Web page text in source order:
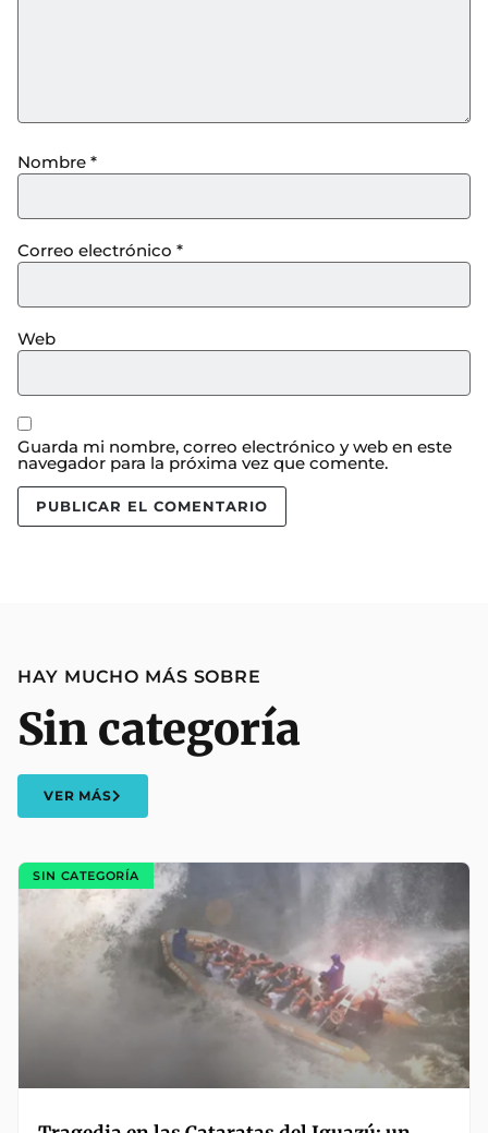
Nombre *
Correo electrónico *
Web
Guarda mi nombre, correo electrónico y web en este
navegador para la próxima vez que comente.
HAY MUCHO MÁS SOBRE
Sin categoría
VER MÁS
SIN CATEGORÍA